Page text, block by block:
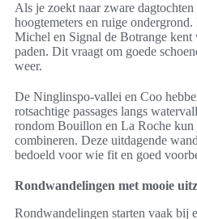
Als je zoekt naar zware
hoogtemeters en ruige
Michel en Signal de Botrange kent
paden. Dit vraagt om goede
weer.
De Ninglinspo-vallei en Coo
rotsachtige passages langs
rondom Bouillon en La Roche kun
combineren. Deze uitdagende
bedoeld voor wie fit en goed
Rondwandelingen met mooie
Rondwandelingen starten vaak bij